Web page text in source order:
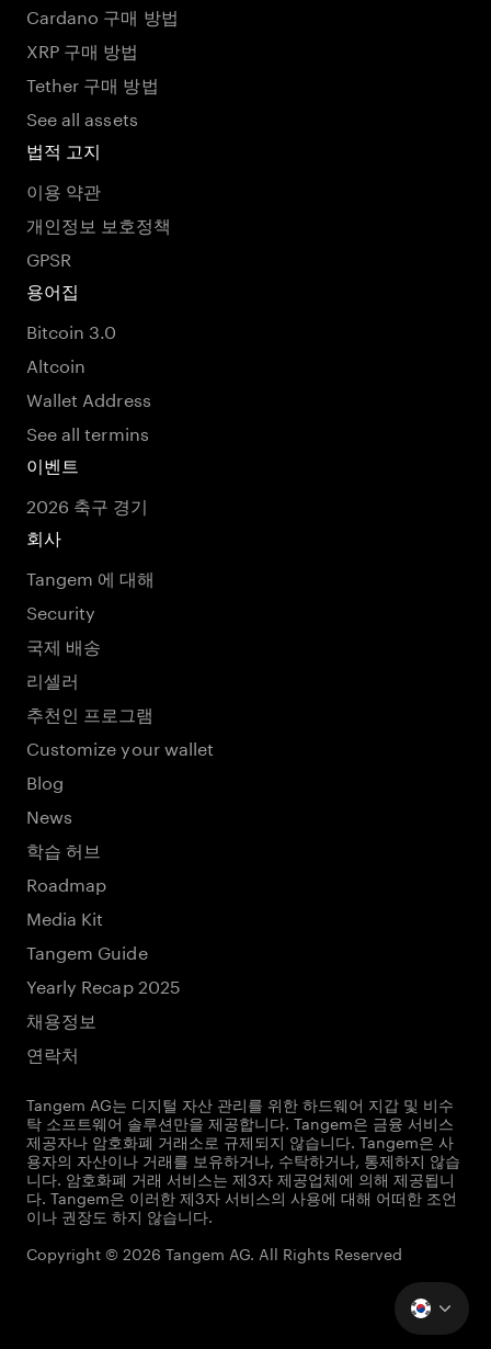
Cardano 구매 방법
XRP 구매 방법
Tether 구매 방법
See all assets
법적 고지
이용 약관
개인정보 보호정책
GPSR
용어집
Bitcoin 3.0
Altcoin
Wallet Address
See all termins
이벤트
2026 축구 경기
회사
Tangem 에 대해
Security
국제 배송
리셀러
추천인 프로그램
Customize your wallet
Blog
News
학습 허브
Roadmap
Media Kit
Tangem Guide
Yearly Recap 2025
채용정보
연락처
Tangem AG는 디지털 자산 관리를 위한 하드웨어 지갑 및 비수
탁 소프트웨어 솔루션만을 제공합니다. Tangem은 금융 서비스
제공자나 암호화폐 거래소로 규제되지 않습니다. Tangem은 사
용자의 자산이나 거래를 보유하거나, 수탁하거나, 통제하지 않습
니다. 암호화폐 거래 서비스는 제3자 제공업체에 의해 제공됩니
다. Tangem은 이러한 제3자 서비스의 사용에 대해 어떠한 조언
이나 권장도 하지 않습니다.